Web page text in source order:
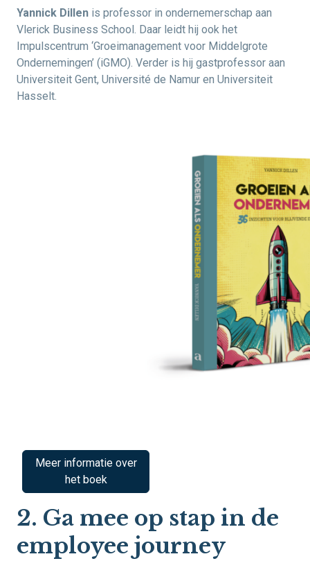
Yannick Dillen is professor in ondernemerschap aan
Vlerick Business School. Daar leidt hij ook het
Impulscentrum ‘Groeimanagement voor Middelgrote
Ondernemingen’ (iGMO). Verder is hij gastprofessor aan
Universiteit Gent, Université de Namur en Universiteit
Hasselt.
Meer informatie over
het boek
2. Ga mee op stap in de
employee journey